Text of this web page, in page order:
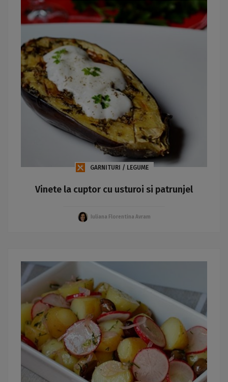
GARNITURI / LEGUME
Vinete la cuptor cu usturoi si patrunjel
Iuliana Florentina Avram